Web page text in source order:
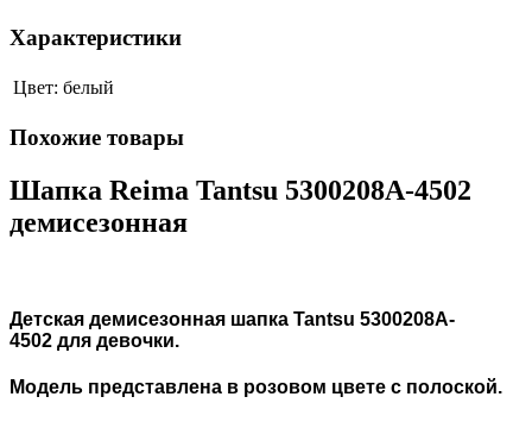
Характеристики
Цвет: белый
Похожие товары
Шапка Reima Tantsu 5300208A-4502
демисезонная
Детская демисезонная шапка Tantsu 5300208A-
4502 для девочки.
Модель представлена ​​в розовом цвете с полоской.